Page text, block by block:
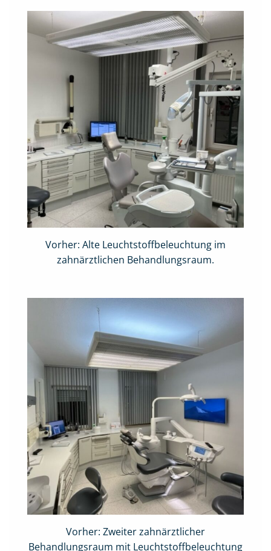
Vorher: Alte Leuchtstoffbeleuchtung im
zahnärztlichen Behandlungsraum.
Vorher: Zweiter zahnärztlicher
Behandlungsraum mit Leuchtstoffbeleuchtung